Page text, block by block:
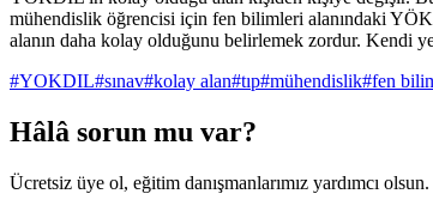
mühendislik öğrencisi için fen bilimleri alanındaki
alanın daha kolay olduğunu belirlemek zordur. Kendi
#YOKDIL#sınav#kolay alan#tıp#mühendislik#fen
Hâlâ sorun mu var?
Ücretsiz üye ol, eğitim danışmanlarımız yardımcı olsun.